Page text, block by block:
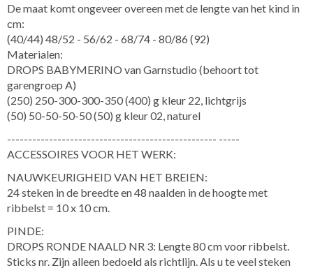
De maat komt ongeveer overeen met de lengte van het kind in
cm:
(40/44) 48/52 - 56/62 - 68/74 - 80/86 (92)
Materialen:
DROPS BABYMERINO van Garnstudio (behoort tot
garengroep A)
(250) 250-300-300-350 (400) g kleur 22, lichtgrijs
(50) 50-50-50-50 (50) g kleur 02, naturel
-------------------------------------------------- -----
ACCESSOIRES VOOR HET WERK:
NAUWKEURIGHEID VAN HET BREIEN:
24 steken in de breedte en 48 naalden in de hoogte met
ribbelst = 10 x 10 cm.
PINDE:
DROPS RONDE NAALD NR 3: Lengte 80 cm voor ribbelst.
Sticks nr. Zijn alleen bedoeld als richtlijn. Als u te veel steken